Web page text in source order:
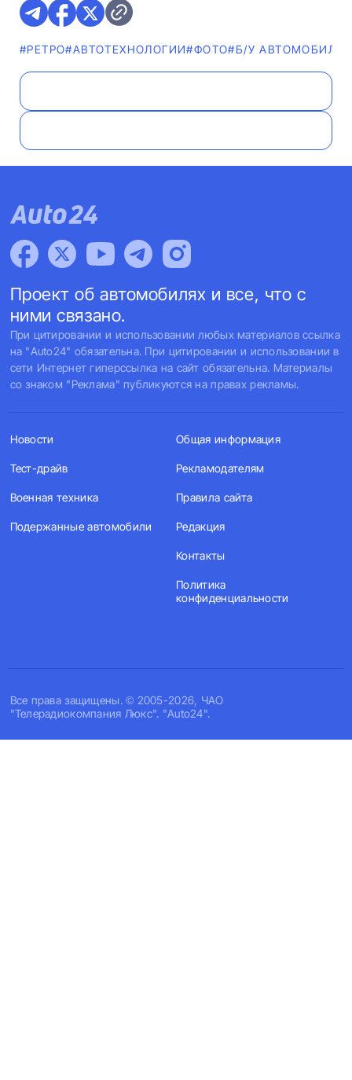
#РЕТРО#АВТОТЕХНОЛОГИИ#ФОТО#Б/У АВТОМОБИЛИ
Проект об автомобилях и все, что с
ними связано.
При цитировании и использовании любых материалов ссылка
на "Auto24" обязательна. При цитировании и использовании в
сети Интернет гиперссылка на сайт обязательна. Материалы
со знаком "Реклама" публикуются на правах рекламы.
Все права защищены. © 2005-2026, ЧАО
"Телерадиокомпания Люкс". "Auto24".
Новости
Тест-драйв
Военная техника
Подержанные автомобили
Общая информация
Рекламодателям
Правила сайта
Редакция
Контакты
Политика
конфиденциальности